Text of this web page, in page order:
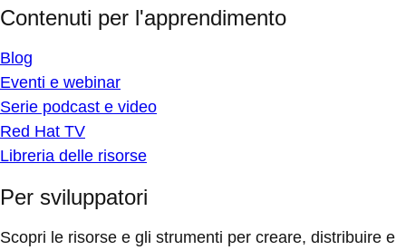
Contenuti per l'apprendimento
Blog
Eventi e webinar
Serie podcast e video
Red Hat TV
Libreria delle risorse
Per sviluppatori
Scopri le risorse e gli strumenti per creare, distribuire e